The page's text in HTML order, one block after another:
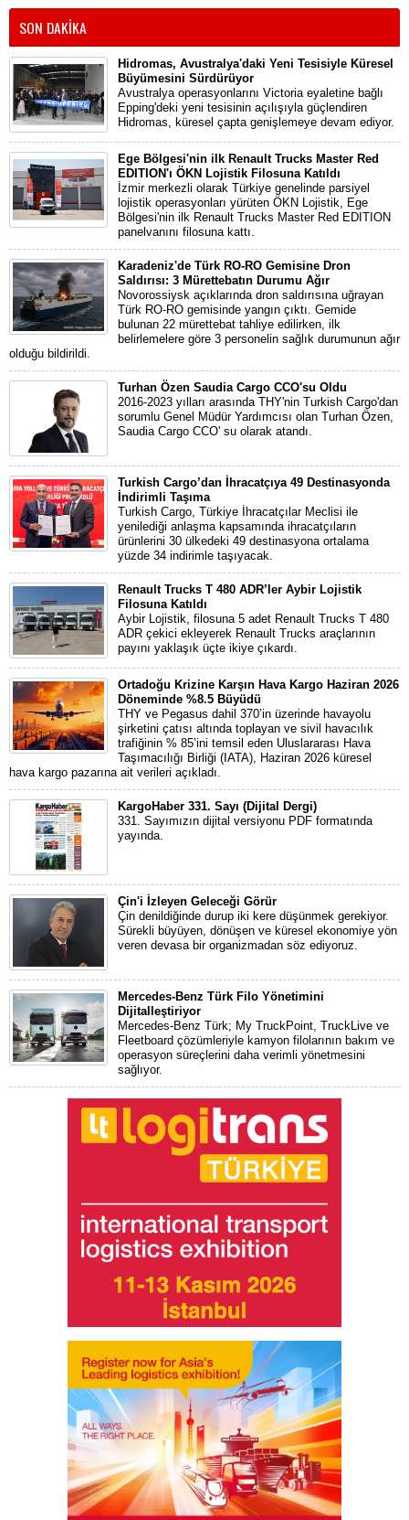
SON DAKİKA
Hidromas, Avustralya'daki Yeni Tesisiyle Küresel
Büyümesini Sürdürüyor
Avustralya operasyonlarını Victoria eyaletine bağlı
Epping'deki yeni tesisinin açılışıyla güçlendiren
Hidromas, küresel çapta genişlemeye devam ediyor.
Ege Bölgesi'nin ilk Renault Trucks Master Red
EDITION'ı ÖKN Lojistik Filosuna Katıldı
İzmir merkezli olarak Türkiye genelinde parsiyel
lojistik operasyonları yürüten ÖKN Lojistik, Ege
Bölgesi'nin ilk Renault Trucks Master Red EDITION
panelvanını filosuna kattı.
Karadeniz'de Türk RO-RO Gemisine Dron
Saldırısı: 3 Mürettebatın Durumu Ağır
Novorossiysk açıklarında dron saldırısına uğrayan
Türk RO-RO gemisinde yangın çıktı. Gemide
bulunan 22 mürettebat tahliye edilirken, ilk
belirlemelere göre 3 personelin sağlık durumunun ağır
olduğu bildirildi.
Turhan Özen Saudia Cargo CCO'su Oldu
2016-2023 yılları arasında THY'nin Turkish Cargo'dan
sorumlu Genel Müdür Yardımcısı olan Turhan Özen,
Saudia Cargo CCO' su olarak atandı.
Turkish Cargo’dan İhracatçıya 49 Destinasyonda
İndirimli Taşıma
Turkish Cargo, Türkiye İhracatçılar Meclisi ile
yenilediği anlaşma kapsamında ihracatçıların
ürünlerini 30 ülkedeki 49 destinasyona ortalama
yüzde 34 indirimle taşıyacak.
Renault Trucks T 480 ADR’ler Aybir Lojistik
Filosuna Katıldı
Aybir Lojistik, filosuna 5 adet Renault Trucks T 480
ADR çekici ekleyerek Renault Trucks araçlarının
payını yaklaşık üçte ikiye çıkardı.
Ortadoğu Krizine Karşın Hava Kargo Haziran 2026
Döneminde %8.5 Büyüdü
THY ve Pegasus dahil 370’in üzerinde havayolu
şirketini çatısı altında toplayan ve sivil havacılık
trafiğinin % 85’ini temsil eden Uluslararası Hava
Taşımacılığı Birliği (IATA), Haziran 2026 küresel
hava kargo pazarına ait verileri açıkladı.
KargoHaber 331. Sayı (Dijital Dergi)
331. Sayımızın dijital versiyonu PDF formatında
yayında.
Çin'i İzleyen Geleceği Görür
Çin denildiğinde durup iki kere düşünmek gerekiyor.
Sürekli büyüyen, dönüşen ve küresel ekonomiye yön
veren devasa bir organizmadan söz ediyoruz.
Mercedes-Benz Türk Filo Yönetimini
Dijitalleştiriyor
Mercedes-Benz Türk; My TruckPoint, TruckLive ve
Fleetboard çözümleriyle kamyon filolarının bakım ve
operasyon süreçlerini daha verimli yönetmesini
sağlıyor.